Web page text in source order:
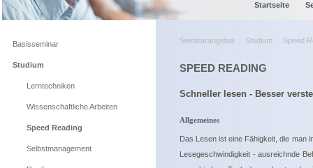
Startseite
Basisseminar
Studium
Lerntechniken
Wissenschaftliche Arbeiten
Speed Reading
Selbstmanagement
Seminarangebot : Studium : Speed
SPEED READING
Schneller lesen - Besser
Allgemeines
Das Lesen ist eine Fähigkeit, die man
Lesegeschwindigkeit - ausreichnde